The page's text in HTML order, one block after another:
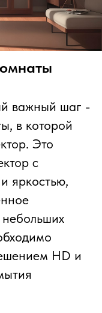
важный шаг -
в которой
Это
с
яркостью,
HD и